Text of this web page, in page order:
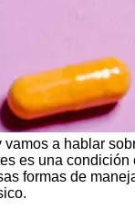
vamos a hablar
es una
formas de